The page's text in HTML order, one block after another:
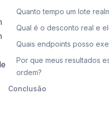
Quanto tempo um lote
Qual é o desconto real e
Quais endpoints posso
Por que meus resultados
ordem?
Conclusão